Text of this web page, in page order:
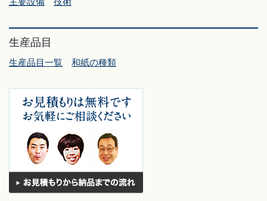
生産品目
生産品目一覧 和紙の種類